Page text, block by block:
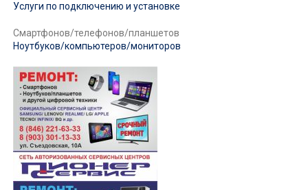
Услуги по подключению и установке
Смартфонов/телефонов/планшетов
Ноутбуков/компьютеров/мониторов